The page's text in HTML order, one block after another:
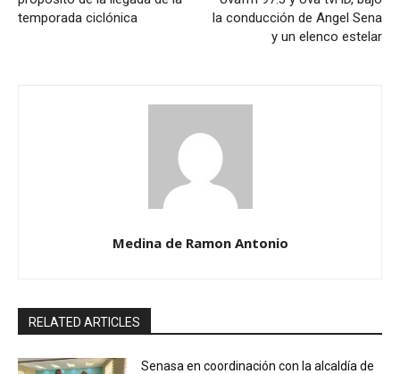
temporada ciclónica
la conducción de Angel Sena
y un elenco estelar
Medina de Ramon Antonio
RELATED ARTICLES
Senasa en coordinación con la alcaldía de